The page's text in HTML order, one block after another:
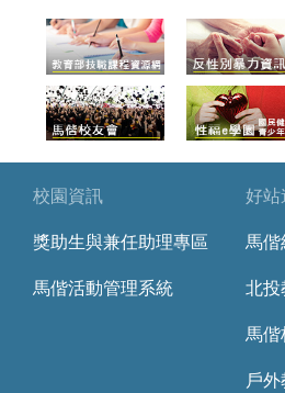
校園資訊
獎助生與兼任助理專區
馬偕活動管理系統
好站
馬偕
北投
馬偕
戶